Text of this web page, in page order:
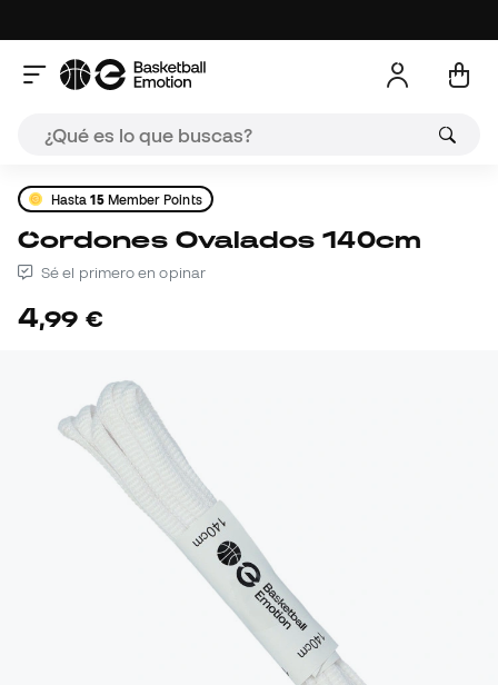
Hasta15Member Points
Cordones Ovalados 140cm
Sé el primero en opinar
4,99 €